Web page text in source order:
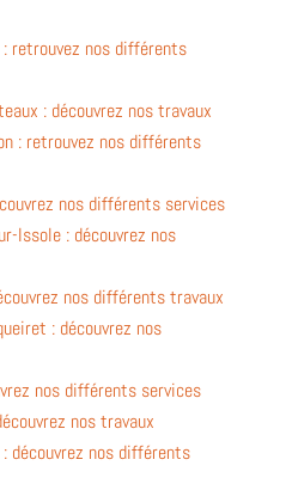
: retrouvez nos différents
: découvrez nos travaux
: retrouvez nos différents
nos différents services
Issole : découvrez nos
nos différents travaux
: découvrez nos
nos différents services
nos travaux
découvrez nos différents